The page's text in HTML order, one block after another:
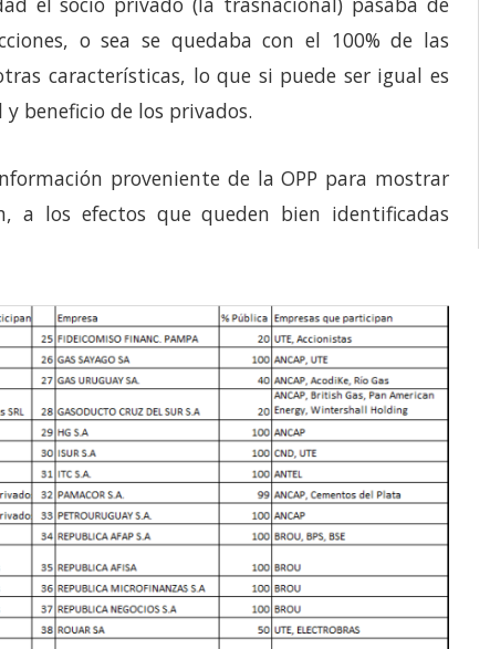
o sea se quedaba con el 100% de las
características, lo que si puede ser igual es
beneficio de los privados.
proveniente de la OPP para mostrar
a los efectos que queden bien identificadas